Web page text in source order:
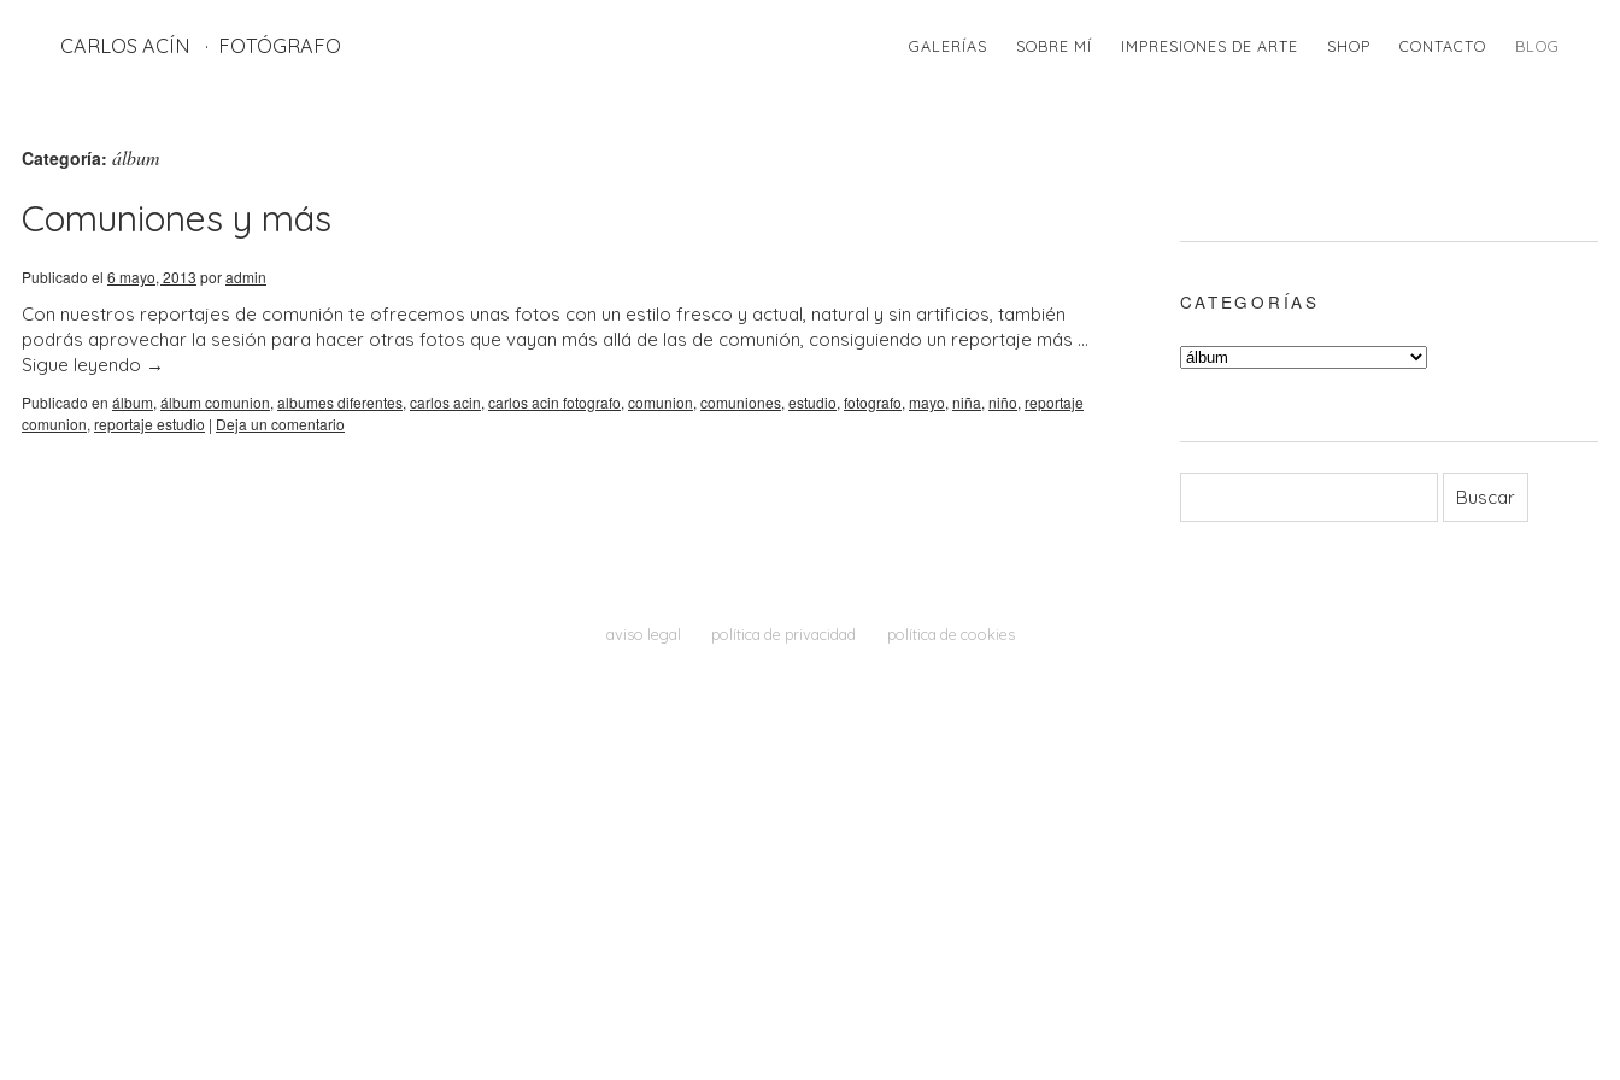
CARLOS ACÍN FOTÓGRAFO GALERÍAS SOBRE MÍ IMPRESIONES DE ARTE SHOP CONTACTO BLOG
Categoría: álbum
Comuniones y más
Publicado el 6 mayo, 2013 poradmin
Con nuestros reportajes de comunión te ofrecemos unas fotos con un estilo fresco y actual, natural y sin artificios, también
podrás aprovechar la sesión para hacer otras fotos que vayan más allá de las de comunión, consiguiendo un reportaje más …
Sigue leyendo →
Publicado en álbum, álbum comunion, albumes diferentes, carlos acin, carlos acin fotografo, comunion, comuniones, estudio, fotografo, mayo, niña, niño, reportaje
comunion, reportaje estudio | Deja un comentario
CATEGORÍAS
aviso legal política de privacidad política de cookies